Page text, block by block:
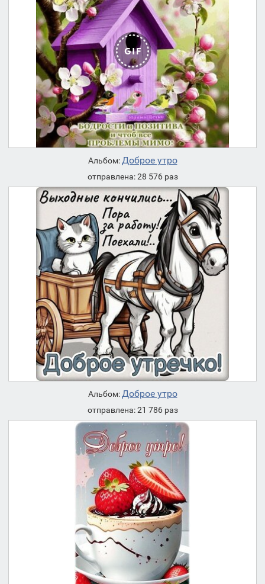
Альбом:Доброе утро
отправлена: 28 576 раз
Альбом:Доброе утро
отправлена: 21 786 раз